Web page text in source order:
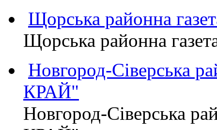
Щорська районна
Щорська районна
Новгород-Сіверська
КРАЙ"
Новгород-Сіверська